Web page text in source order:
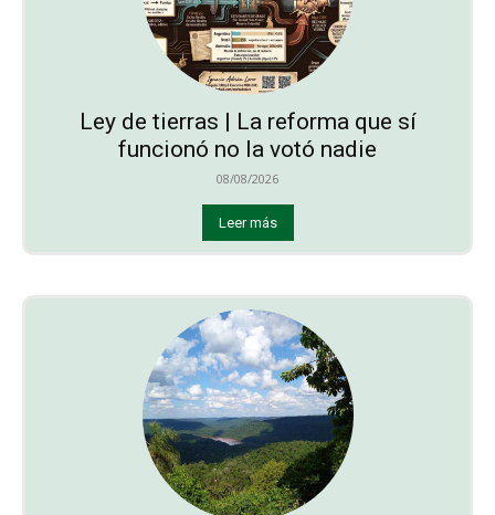
Ley de tierras | La reforma que sí
funcionó no la votó nadie
08/08/2026
Leer más